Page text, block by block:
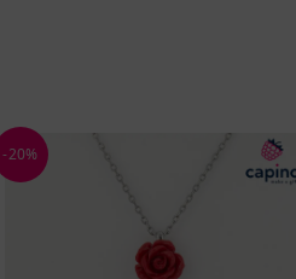
-20%